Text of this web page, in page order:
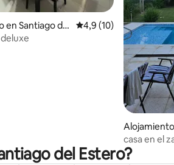
5. 14 evaluaciones
en Santiago del
Calificación promedio:
4,9 (10)
Alojamiento
tero
casa en el
del Estero?